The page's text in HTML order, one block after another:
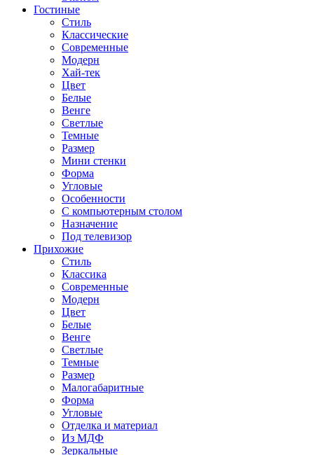
Гостиные
Стиль
Классические
Современные
Модерн
Хай-тек
Цвет
Белые
Венге
Светлые
Темные
Размер
Мини стенки
Форма
Угловые
Особенности
С компьютерным столом
Назначение
Под телевизор
Прихожие
Стиль
Классика
Современные
Модерн
Цвет
Белые
Венге
Светлые
Темные
Размер
Малогабаритные
Форма
Угловые
Отделка и материал
Из МДФ
Зеркальные